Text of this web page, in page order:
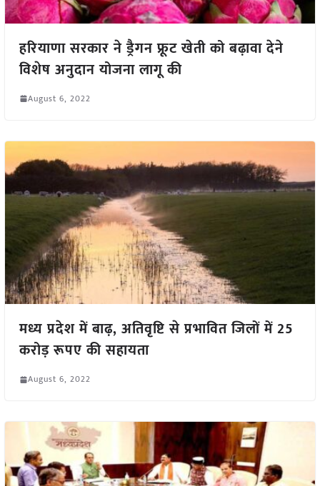
हरियाणा सरकार ने ड्रैगन फ्रूट खेती को बढ़ावा देने
विशेष अनुदान योजना लागू की
August 6, 2022
मध्य प्रदेश में बाढ़, अतिवृष्टि से प्रभावित जिलों में 25
करोड़ रूपए की सहायता
August 6, 2022